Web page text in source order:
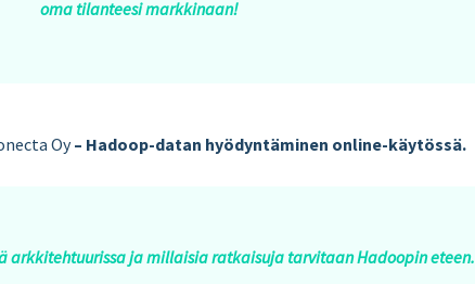
oma tilanteesi markkinaan!
Oy– Hadoop-datan hyödyntäminen online-käytössä.
arkkitehtuurissa ja millaisia ratkaisuja tarvitaan Hadoopin eteen.